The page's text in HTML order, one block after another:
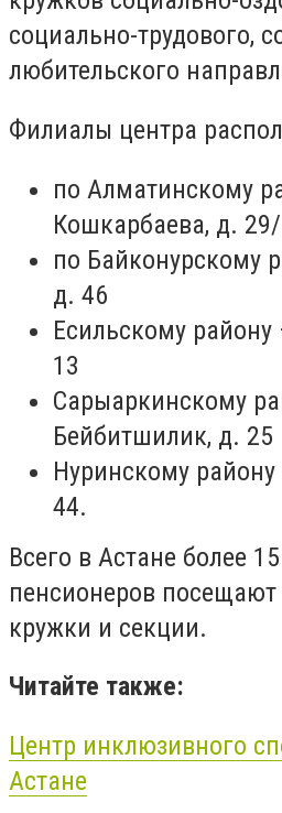
социально-трудового,
любительского
Филиалы центра
по Алматинскому
Кошкарбаева, д. 29/
по Байконурскому
д. 46
Есильскому
13
Сарыаркинскому
Бейбитшилик, д. 25
Нуринскому
44.
Всего в Астане более
пенсионеров
кружки и секции.
Читайте также:
Центр инклюзивного
Астане